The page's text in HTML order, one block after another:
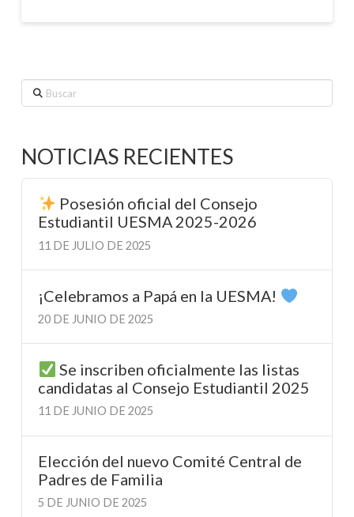
Buscar
NOTICIAS RECIENTES
Posesión oficial del Consejo
Estudiantil UESMA 2025-2026
11 DE JULIO DE 2025
¡Celebramos a Papá en la UESMA!
20 DE JUNIO DE 2025
Se inscriben oficialmente las listas
candidatas al Consejo Estudiantil 2025
11 DE JUNIO DE 2025
Elección del nuevo Comité Central de
Padres de Familia
5 DE JUNIO DE 2025